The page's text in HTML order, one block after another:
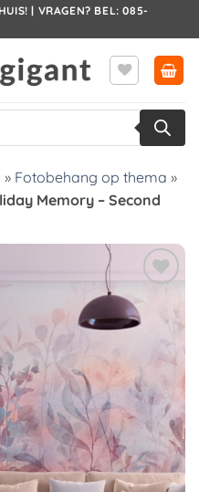
| VRAGEN? BEL: 085-
» Fotobehang op thema »
Memory – Second
Toevoegen
aan
verlanglijst